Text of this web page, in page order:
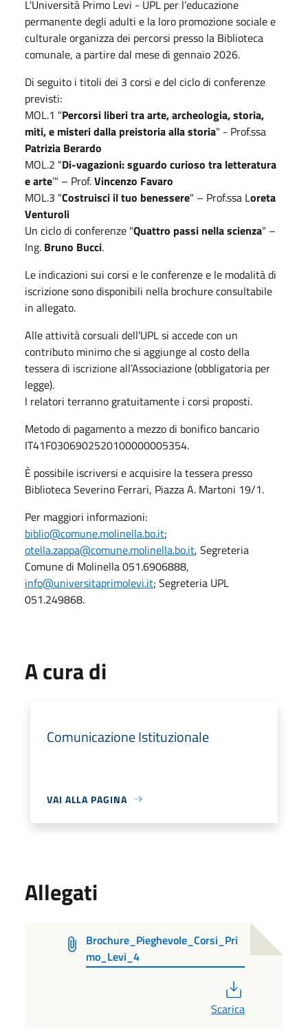
L'Università Primo Levi - UPL per l’educazione
permanente degli adulti e la loro promozione sociale e
culturale organizza dei percorsi presso la Biblioteca
comunale, a partire dal mese di gennaio 2026.
Di seguito i titoli dei 3 corsi e del ciclo di conferenze
previsti:
MOL.1 "Percorsi liberi tra arte, archeologia, storia,
miti, e misteri dalla preistoria alla storia" - Prof.ssa
Patrizia Berardo
MOL.2 "Di-vagazioni: sguardo curioso tra letteratura
e arte’" – Prof.Vincenzo Favaro
MOL.3 "Costruisci il tuo benessere" – Prof.ssa Loreta
Venturoli
Un ciclo di conferenze "Quattro passi nella scienza" –
Ing. Bruno Bucci.
Le indicazioni sui corsi e le conferenze e le modalità di
iscrizione sono disponibili nella brochure consultabile
in allegato.
Alle attività corsuali dell'UPL si accede con un
contributo minimo che si aggiunge al costo della
tessera di iscrizione all’Associazione (obbligatoria per
legge).
I relatori terranno gratuitamente i corsi proposti.
Metodo di pagamento a mezzo di bonifico bancario
IT41F0306902520100000005354.
È possibile iscriversi e acquisire la tessera presso
Biblioteca Severino Ferrari, Piazza A. Martoni 19/1.
Per maggiori informazioni:
biblio@comune.molinella.bo.it;
otella.zappa@comune.molinella.bo.it, Segreteria
Comune di Molinella 051.6906888,
info@universitaprimolevi.it; Segreteria UPL
051.249868.
A cura di
Comunicazione Istituzionale
VAI ALLA PAGINA
Allegati
Brochure_Pieghevole_Corsi_Pri
mo_Levi_4
Scarica